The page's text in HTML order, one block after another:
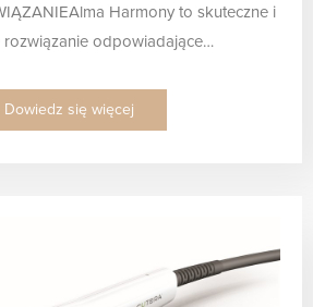
Harmony to skuteczne i
rozwiązanie odpowiadające…
Dowiedz się więcej